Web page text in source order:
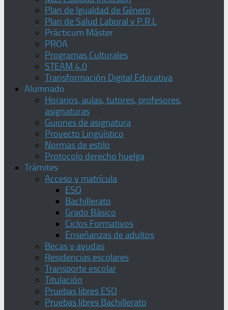
Plan de Igualdad de Género
Plan de Salud Laboral y P.R.L
Prácticum Máster
PROA
Programas Culturales
STEAM 4.0
Transformación Digital Educativa
Alumnado
Horarios, aulas, tutores, profesores,
asignaturas
Guiones de asignatura
Proyecto Lingüístico
Normas de estilo
Protocolo derecho huelga
Trámites
Acceso y matrícula
ESO
Bachillerato
Grado Básico
Ciclos Formativos
Enseñanzas de adultos
Becas y ayudas
Residencias escolares
Transporte escolar
Titulación
Pruebas libres ESO
Pruebas libres Bachillerato